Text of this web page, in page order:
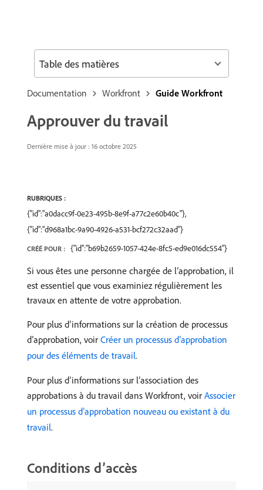
Documentation Workfront Guide Workfront
Approuver du travail
Dernière mise à jour : 16 octobre 2025
RUBRIQUES :
{"id":"a0dacc9f-0e23-495b-8e9f-a77c2e60b40c"},
{"id":"d968a1bc-9a90-4926-a531-bcf272c32aad"}
CRÉÉ POUR : {"id":"b69b2659-1057-424e-8fc5-ed9e016dc554"}
Si vous êtes une personne chargée de l’approbation, il
est essentiel que vous examiniez régulièrement les
travaux en attente de votre approbation.
Pour plus d’informations sur la création de processus
d’approbation, voir Créer un processus d’approbation
pour des éléments de travail.
Pour plus d’informations sur l’association des
approbations à du travail dans Workfront, voir Associer
un processus d’approbation nouveau ou existant à du
travail.
Conditions d’accès
Table des matières